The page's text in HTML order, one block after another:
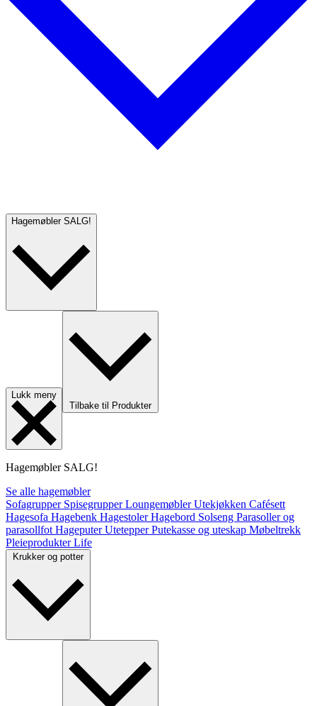
Hagemøbler SALG!
Lukk meny
Tilbake til Produkter
Hagemøbler SALG!
Se alle hagemøbler
Sofagrupper SpisegrupperLoungemøblerUtekjøkken Cafésett
Hagesofa Hagebenk HagestolerHagebord Solseng Parasoller og
parasollfot HageputerUtetepperPutekasse og uteskap Møbeltrekk
PleieprodukterLife
Krukker og potter